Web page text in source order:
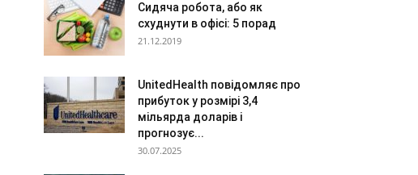
Сидяча робота, або як
схуднути в офісі: 5 порад
21.12.2019
UnitedHealth повідомляє про
прибуток у розмірі 3,4
мільярда доларів і
прогнозує...
30.07.2025